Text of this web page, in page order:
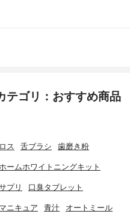
テゴリ：おすすめ商品
ス 舌ブラシ 歯磨き粉
ームホワイトニングキット
プリ 口臭タブレット
ニキュア 青汁 オートミール